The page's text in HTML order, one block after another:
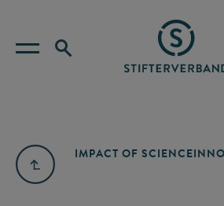
IMPACT OF SCIENCE